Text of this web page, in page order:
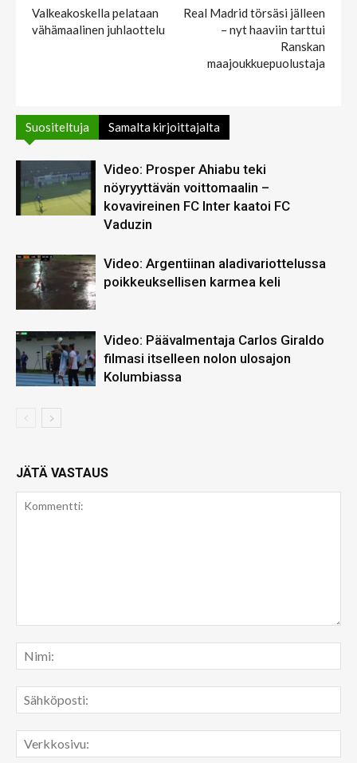
Valkeakoskella pelataan
vähämaalinen juhlaottelu
Real Madrid törsäsi jälleen
– nyt haaviin tarttui
Ranskan
maajoukkuepuolustaja
Suositeltuja Samalta kirjoittajalta
Video: Prosper Ahiabu teki
nöyryyttävän voittomaalin –
kovavireinen FC Inter kaatoi FC
Vaduzin
Video: Argentiinan aladivariottelussa
poikkeuksellisen karmea keli
Video: Päävalmentaja Carlos Giraldo
filmasi itselleen nolon ulosajon
Kolumbiassa
JÄTÄ VASTAUS